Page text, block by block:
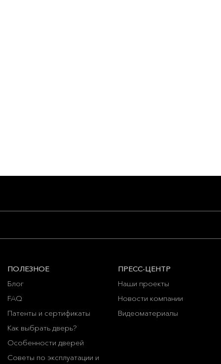
ПОЛЕЗНОЕ
Блог
FAQ
Патенты и сертификаты
Как выбрать дверь?
Особенности дверей
Советы по эксплуатации и
ПРЕСС-ЦЕНТР
Наши проекты
Новости компании
Видеоматериалы